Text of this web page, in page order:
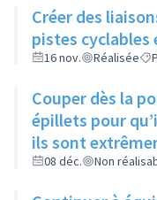
Créer des
pistes cyclables
16 nov. Réalisée
Couper dès la
épillets pour
ils sont
animaux
08 déc. Non